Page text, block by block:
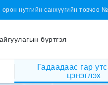
орон нутгийн санхүүгийн товчоо
бүртгэл
Гадаадаас гар
цэнэглэх